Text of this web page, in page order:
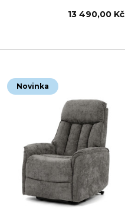
13 490,00 Kč
Novinka